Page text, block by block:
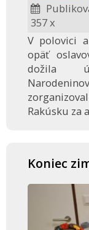
357 x
V polovici
opäť
dožila
Rakúsku za
Koniec